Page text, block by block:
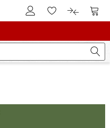
Vers le compte client
Vers la liste
Vers le